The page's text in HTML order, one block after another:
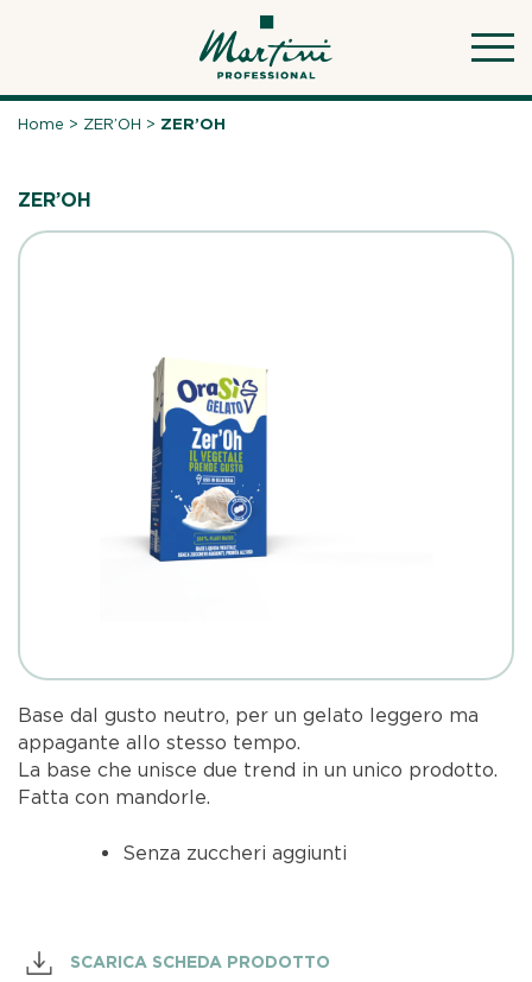
Home > ZER’OH > ZER’OH
ZER’OH
Base dal gusto neutro, per un gelato leggero ma
appagante allo stesso tempo.
La base che unisce due trend in un unico prodotto.
Fatta con mandorle.
Senza zuccheri aggiunti
SCARICA SCHEDA PRODOTTO